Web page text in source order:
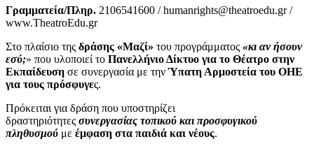
Γραμματεία/Πληρ. 2106541600 / humanrights@theatroedu.gr /
www.TheatroEdu.gr
Στο πλαίσιο της δράσης «Μαζί» του προγράμματος «κι αν ήσουν
εσύ;» που υλοποιεί το Πανελλήνιο Δίκτυο για το Θέατρο στην
Εκπαίδευση σε συνεργασία με τηνΎπατη Αρμοστεία του ΟΗΕ
για τους πρόσφυγες.
Πρόκειται για δράση που υποστηρίζει
δραστηριότητες συνεργασίας τοπικού και προσφυγικού
πληθυσμού με έμφαση στα παιδιά και νέους.